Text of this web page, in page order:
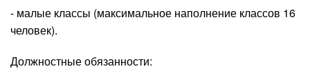
- малые классы (максимальное наполнение классов 16
человек).
Должностные обязанности: